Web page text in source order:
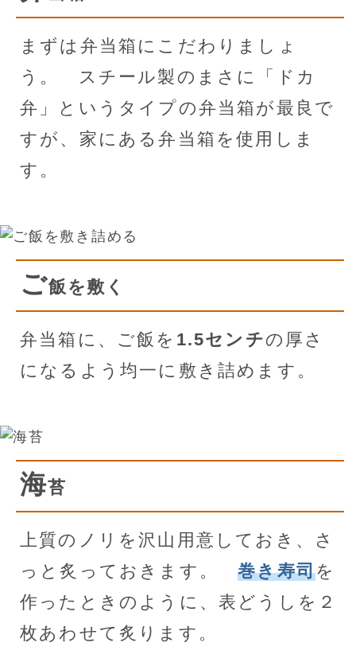
まずは弁当箱にこだわりましょ
う。 スチール製のまさに「ドカ
弁」というタイプの弁当箱が最良で
すが、家にある弁当箱を使用しま
す。
ご飯を敷く
弁当箱に、ご飯を 1.5センチ の厚さ
になるよう均一に敷き詰めます。
海苔
上質のノリを沢山用意しておき、さ
っと炙っておきます。巻き寿司を
作ったときのように、表どうしを２
枚あわせて炙ります。